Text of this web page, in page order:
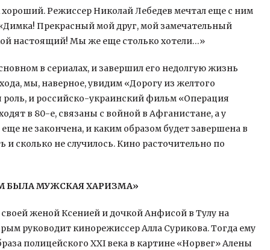
Режиссер Николай Лебедев мечтал еще с ним
Прекрасный мой друг, мой замечательный
настоящий! Мы же еще столько хотели…»
в сериалах, и завершил его недолгую жизнь
мы, наверное, увидим «Дорогу из желтого
роль, и российско-украинский фильм «Операция
в 80-е, связаны с войной в Афганистане, а у
не закончена, и каким образом будет завершена в
и сколько не случилось. Кино расточительно по
БЫЛА МУЖСКАЯ ХАРИЗМА»
женой Ксенией и дочкой Анфисой в Тулу на
руководит кинорежиссер Алла Сурикова. Тогда ему
полицейского XXI века в картине «Норвег» Алены